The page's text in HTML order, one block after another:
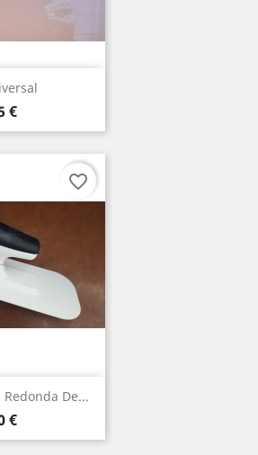
€
De...
€
favorite_border